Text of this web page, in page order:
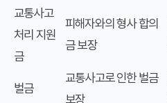
교통사고
처리 지원
금
피해자와의 형사 합의
금 보장
벌금
교통사고로 인한 벌금
보장